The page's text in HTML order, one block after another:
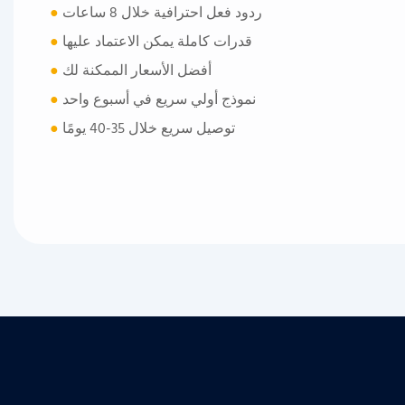
●
ردود فعل احترافية خلال 8 ساعات
● قدرات كاملة يمكن الاعتماد عليها
● أفضل الأسعار الممكنة لك
● نموذج أولي سريع في أسبوع واحد
●
توصيل سريع خلال 35-40 يومًا